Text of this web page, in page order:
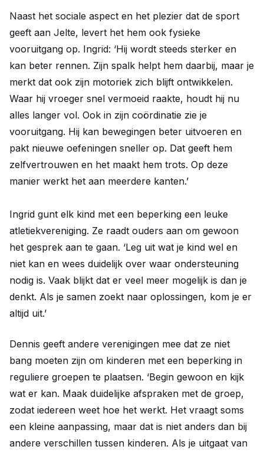
Naast het sociale aspect en het plezier dat de sport
geeft aan Jelte, levert het hem ook fysieke
vooruitgang op. Ingrid: ‘Hij wordt steeds sterker en
kan beter rennen. Zijn spalk helpt hem daarbij, maar je
merkt dat ook zijn motoriek zich blijft ontwikkelen.
Waar hij vroeger snel vermoeid raakte, houdt hij nu
alles langer vol. Ook in zijn coördinatie zie je
vooruitgang. Hij kan bewegingen beter uitvoeren en
pakt nieuwe oefeningen sneller op. Dat geeft hem
zelfvertrouwen en het maakt hem trots. Op deze
manier werkt het aan meerdere kanten.’
Ingrid gunt elk kind met een beperking een leuke
atletiekvereniging. Ze raadt ouders aan om gewoon
het gesprek aan te gaan. ‘Leg uit wat je kind wel en
niet kan en wees duidelijk over waar ondersteuning
nodig is. Vaak blijkt dat er veel meer mogelijk is dan je
denkt. Als je samen zoekt naar oplossingen, kom je er
altijd uit.’
Dennis geeft andere verenigingen mee dat ze niet
bang moeten zijn om kinderen met een beperking in
reguliere groepen te plaatsen. ‘Begin gewoon en kijk
wat er kan. Maak duidelijke afspraken met de groep,
zodat iedereen weet hoe het werkt. Het vraagt soms
een kleine aanpassing, maar dat is niet anders dan bij
andere verschillen tussen kinderen. Als je uitgaat van